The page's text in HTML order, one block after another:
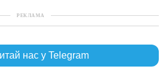
РЕКЛАМА
нас у Telegram